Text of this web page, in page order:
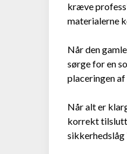
kræve
materialerne
Når den
sørge for en
placeringen
Når alt er
korrekt
sikkerhedslåg